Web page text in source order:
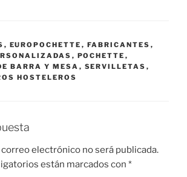
, EUROPOCHETTE , FABRICANTES ,
, POCHETTE ,
BARRA Y MESA , SERVILLETAS ,
HOSTELEROS
electrónico no será publicada.
están marcados con *